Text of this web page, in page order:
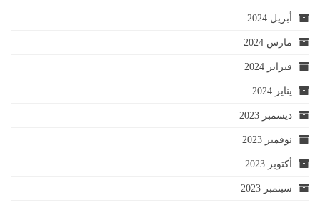
أبريل 2024
مارس 2024
فبراير 2024
يناير 2024
ديسمبر 2023
نوفمبر 2023
أكتوبر 2023
سبتمبر 2023